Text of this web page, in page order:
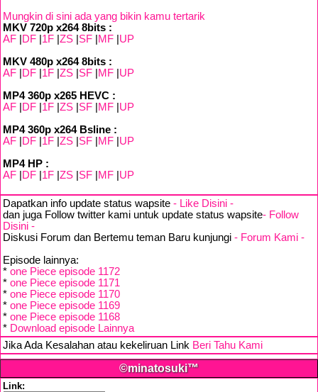
Mungkin di sini ada yang bikin kamu tertarik
MKV 720p x264 8bits :
AF
DF 1F ZS SF MF UP
MKV 480p x264 8bits :
AF
DF 1F ZS SF MF UP
MP4 360p x265 HEVC :
AF
DF 1F ZS SF MF UP
MP4 360p x264 Bsline :
AF
DF 1F ZS SF MF UP
MP4 HP :
AF
DF 1F ZS SF MF UP
Dapatkan info update status wapsite - Like Disini -
dan juga Follow twitter kami untuk update status wapsite- Follow
Disini -
Diskusi Forum dan Bertemu teman Baru kunjungi - Forum Kami -
Episode lainnya:
* one Piece episode 1172
* one Piece episode 1171
* one Piece episode 1170
* one Piece episode 1169
* one Piece episode 1168
* Download episode Lainnya
Jika Ada Kesalahan atau kekeliruan Link Beri Tahu Kami
©minatosuki™
Link: